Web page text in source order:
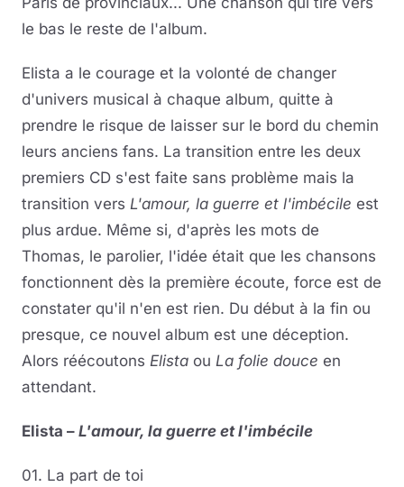
le bas le reste de l'album.
Elista a le courage et la volonté de changer
d'univers musical à chaque album, quitte à
prendre le risque de laisser sur le bord du chemin
leurs anciens fans. La transition entre les deux
premiers CD s'est faite sans problème mais la
transition vers L'amour, la guerre et l'imbécile est
plus ardue. Même si, d'après les mots de
Thomas, le parolier, l'idée était que les chansons
fonctionnent dès la première écoute, force est de
constater qu'il n'en est rien. Du début à la fin ou
presque, ce nouvel album est une déception.
Alors réécoutons Elista ou La folie douce en
attendant.
Elista – L'amour, la guerre et l'imbécile
01. La part de toi